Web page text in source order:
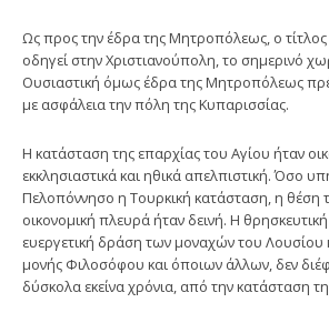
Ως προς την έδρα της Μητροπόλεως, ο
οδηγεί στην Χριστιανούπολη, το σημερινό
Ουσιαστική όμως έδρα της Μητροπόλεως
με ασφάλεια την πόλη της Κυπαρισσίας.
Η κατάσταση της επαρχίας του Αγίου ήταν
εκκλησιαστικά και ηθικά απελπιστική. Όσο
Πελοπόννησο η Τουρκική κατάσταση, η θέση
οικονομική πλευρά ήταν δεινή. Η
ευεργετική δράση των μοναχών του Λουσίου
μονής Φιλοσόφου και όποιων άλλων, δεν
δύσκολα εκείνα χρόνια, από την κατάσταση